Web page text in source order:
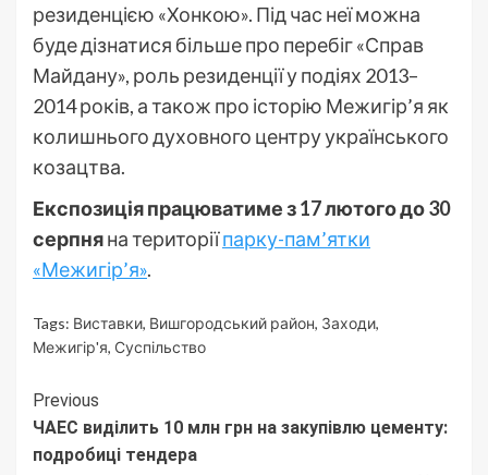
резиденцією «Хонкою». Під час неї можна
буде дізнатися більше про перебіг «Справ
Майдану», роль резиденції у подіях 2013–
2014 років, а також про історію Межигір’я як
колишнього духовного центру українського
козацтва.
Експозиція працюватиме з 17 лютого до 30
серпняна територіїпарку-пам’ятки
«Межигір’я».
Tags: Виставки, Вишгородський район, Заходи,
Межигір'я, Суспільство
Continue
Reading
Previous
ЧАЕС виділить 10 млн грн на закупівлю цементу:
подробиці тендера